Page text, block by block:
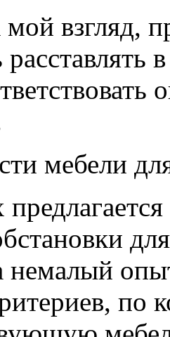
взгляд,
мебели
немалый
по